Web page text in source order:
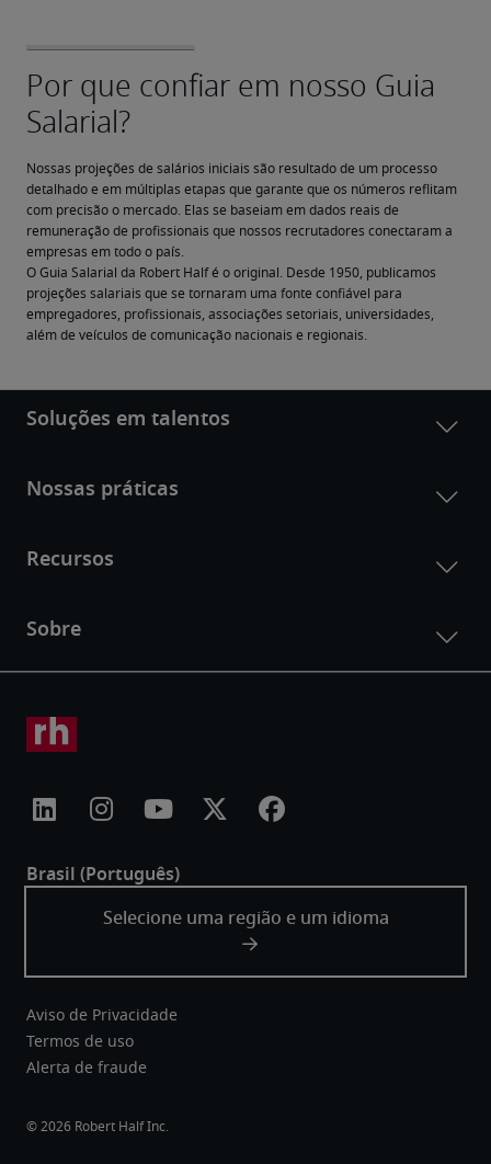
Nossas projeções de salários iniciais são resultado de um processo
detalhado e em múltiplas etapas que garante que os números reflitam
com precisão o mercado. Elas se baseiam em dados reais de
remuneração de profissionais que nossos recrutadores conectaram a
empresas em todo o país.
O Guia Salarial da Robert Half é o original. Desde 1950, publicamos
projeções salariais que se tornaram uma fonte confiável para
empregadores, profissionais, associações setoriais, universidades,
além de veículos de comunicação nacionais e regionais.
Aviso de Privacidade
Termos de uso
Alerta de fraude